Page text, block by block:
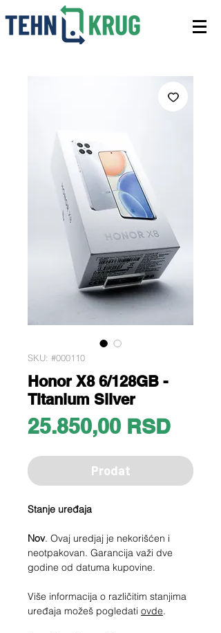
SKU: #000110
Honor X8 6/128GB -
Titanium Silver
25.850,00 RSDPrice
Prodat
Stanje uređaja
Nov. Ovaj uredjaj je nekorišćen i
neotpakovan. Garancija važi dve
godine od datuma kupovine.
Više informacija o različitim stanjima
uređaja možeš pogledati ovde.